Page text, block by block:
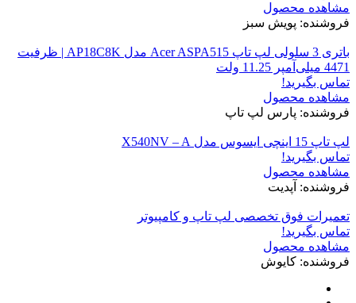
مشاهده محصول
فروشنده: پویش سبز
باتری 3 سلولی لپ تاپ Acer ASPA515 مدل AP18C8K | ظرفیت
4471 میلی‌آمپر 11.25 ولت
تماس بگیرید!
مشاهده محصول
فروشنده: پارس لپ تاپ
لپ تاپ 15 اینچی ایسوس مدل X540NV – A
تماس بگیرید!
مشاهده محصول
فروشنده: آپدیت
تعمیرات فوق تخصصی لپ تاپ و کامپیوتر
تماس بگیرید!
مشاهده محصول
فروشنده: کایوش